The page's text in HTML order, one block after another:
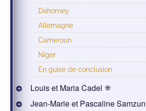
Dahomey
Allemagne
Cameroun
Niger
En guise de conclusion
Louis et Maria Cadel ⛯
Jean-Marie et Pascaline